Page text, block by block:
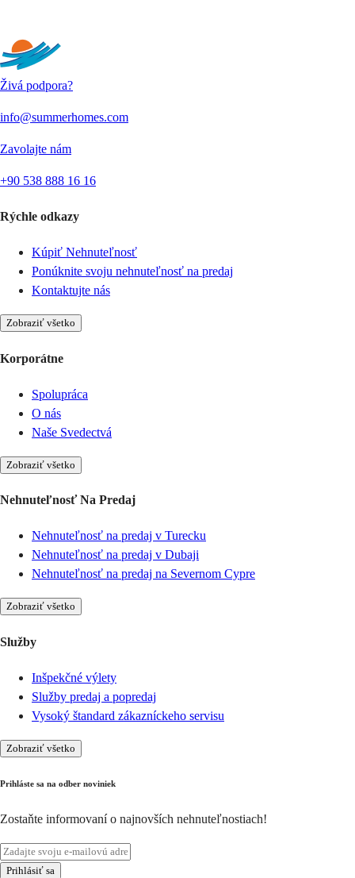
Živá podpora?
info@summerhomes.com
Zavolajte nám
+90 538 888 16 16
Rýchle odkazy
Kúpiť Nehnuteľnosť
Ponúknite svoju nehnuteľnosť na predaj
Kontaktujte nás
Zobraziť všetko
Korporátne
Spolupráca
O nás
Naše Svedectvá
Zobraziť všetko
Nehnuteľnosť Na Predaj
Nehnuteľnosť na predaj v Turecku
Nehnuteľnosť na predaj v Dubaji
Nehnuteľnosť na predaj na Severnom Cypre
Zobraziť všetko
Služby
Inšpekčné výlety
Služby predaj a popredaj
Vysoký štandard zákazníckeho servisu
Zobraziť všetko
Prihláste sa na odber noviniek
Zostaňte informovaní o najnovších nehnuteľnostiach!
Prihlásiť sa